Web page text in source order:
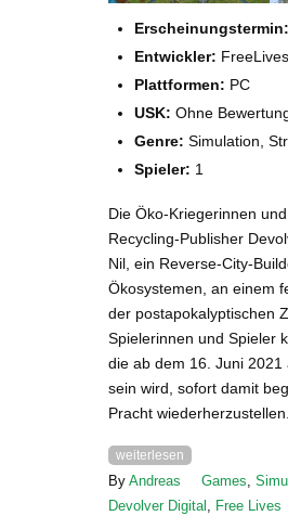
Erscheinungstermin:
Entwickler: FreeLives
Plattformen: PC
USK: Ohne
Genre: Simulation,
Spieler: 1
Die Öko-Kriegerinnen
Recycling-Publisher
Nil, ein Reverse-City-
Ökosystemen, an einem
der postapokalyptischen
Spielerinnen und Spieler
die ab dem 16. Juni
sein wird, sofort damit
Pracht wiederherzustellen.
weiterlesen
By Andreas Games,
Devolver Digital , Free Lives